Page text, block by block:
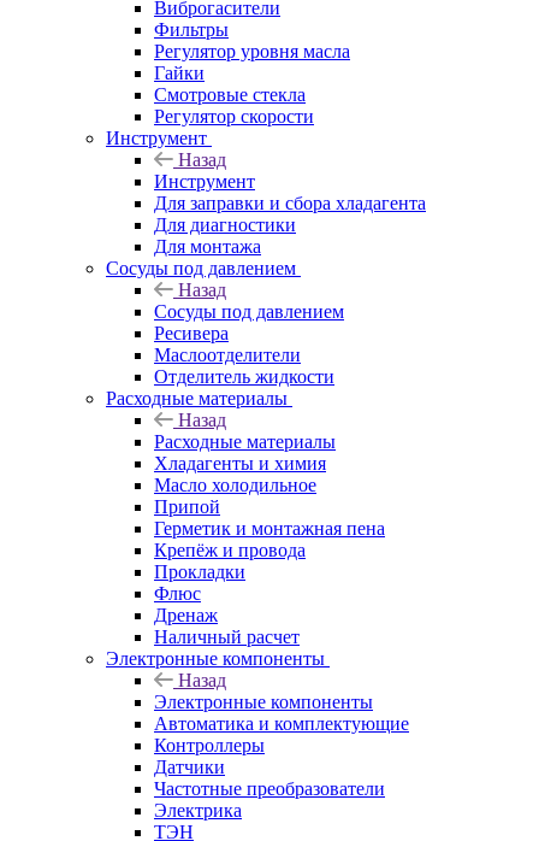
Виброгасители
Фильтры
Регулятор уровня масла
Гайки
Смотровые стекла
Регулятор скорости
Инструмент
Назад
Инструмент
Для заправки и сбора хладагента
Для диагностики
Для монтажа
Сосуды под давлением
Назад
Сосуды под давлением
Ресивера
Маслоотделители
Отделитель жидкости
Расходные материалы
Назад
Расходные материалы
Хладагенты и химия
Масло холодильное
Припой
Герметик и монтажная пена
Крепёж и провода
Прокладки
Флюс
Дренаж
Наличный расчет
Электронные компоненты
Назад
Электронные компоненты
Автоматика и комплектующие
Контроллеры
Датчики
Частотные преобразователи
Электрика
ТЭН